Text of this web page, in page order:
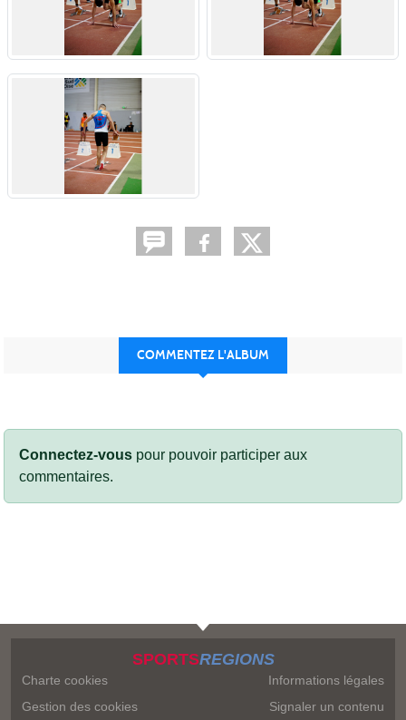
COMMENTEZ L'ALBUM
Connectez-vous pour pouvoir participer aux
commentaires.
SPORTSREGIONS
Charte cookies
Gestion des cookies
Informations légales
Signaler un contenu